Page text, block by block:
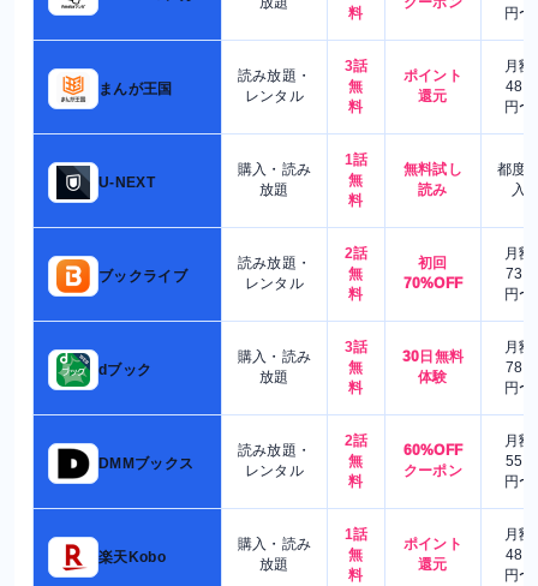
料
円〜
まんが王国
読み放題・
レンタル
3話
無
料
ポイント
還元
月額
480
円〜
U-NEXT
購入・読み
放題
1話
無
料
無料試し
読み
都度
入
ブックライブ
読み放題・
レンタル
2話
無
料
初回
70%OFF
月額
730
円〜
dブック
購入・読み
放題
3話
無
料
30日無料
体験
月額
780
円〜
DMMブックス
読み放題・
レンタル
2話
無
料
60%OFF
クーポン
月額
550
円〜
楽天Kobo
購入・読み
放題
1話
無
料
ポイント
還元
月額
480
円〜